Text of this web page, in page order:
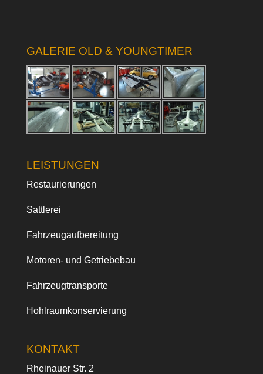
GALERIE OLD & YOUNGTIMER
LEISTUNGEN
Restaurierungen
Sattlerei
Fahrzeugaufbereitung
Motoren- und Getriebebau
Fahrzeugtransporte
Hohlraumkonservierung
KONTAKT
Rheinauer Str. 2